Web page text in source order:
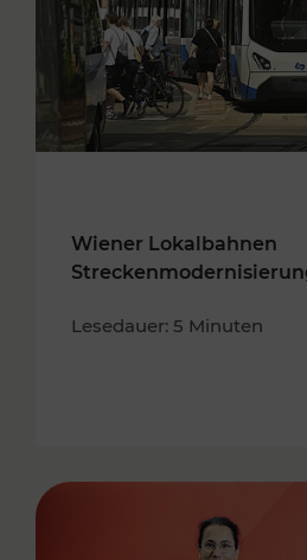
Wiener Lokalbahnen
Lesedauer: 5 Minuten